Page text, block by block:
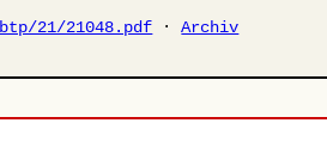
21/21048.pdf ·Archiv